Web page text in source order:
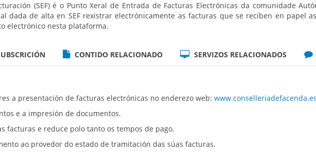
(SEF) é o Punto Xeral de Entrada de Facturas Electrónicas da comunidade
dada de alta en SEF rexistrar electrónicamente as facturas que se reciben en papel
electrónico nesta plataforma.
CONTIDO RELACIONADO SERVIZOS RELACIONADOS
a presentación de facturas electrónicas no enderezo web:
e a impresión de documentos.
facturas e reduce polo tanto os tempos de pago.
ao provedor do estado de tramitación das súas facturas.